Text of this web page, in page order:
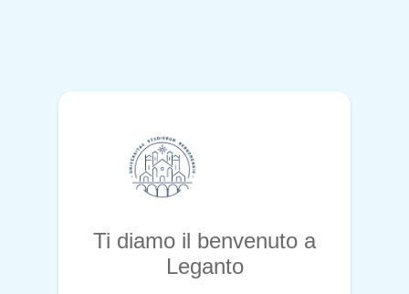
Ti diamo il benvenuto a
Leganto